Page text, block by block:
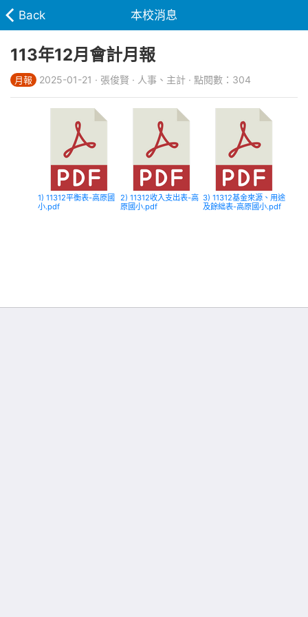
Back 本校消息
113年12月會計月報
月報 2025-01-21 · 張俊賢 · 人事、主計 · 點閱數：304
1) 11312平衡表-高原國
小.pdf
2) 11312收入支出表-高
原國小.pdf
3) 11312基金來源、用途
及餘絀表-高原國小.pdf